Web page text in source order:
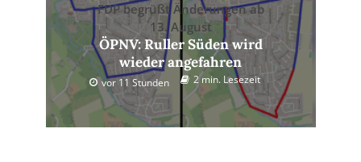
FDP begrüßt Änderungen ab
13. August
ÖPNV: Ruller Süden wird
wieder angefahren
vor 11 Stunden 2 min. Lesezeit